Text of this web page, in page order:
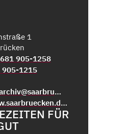
1
905-1258
905-1215
stadtarchiv@saarbruecken.de
www.saarbruecken.de/stadtarchiv
FÜR